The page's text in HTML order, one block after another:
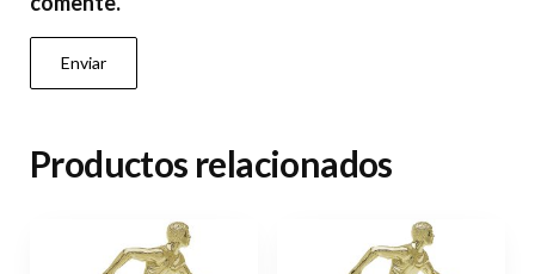
Productos relacionados